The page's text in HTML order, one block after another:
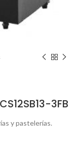
3FB
y pastelerías.